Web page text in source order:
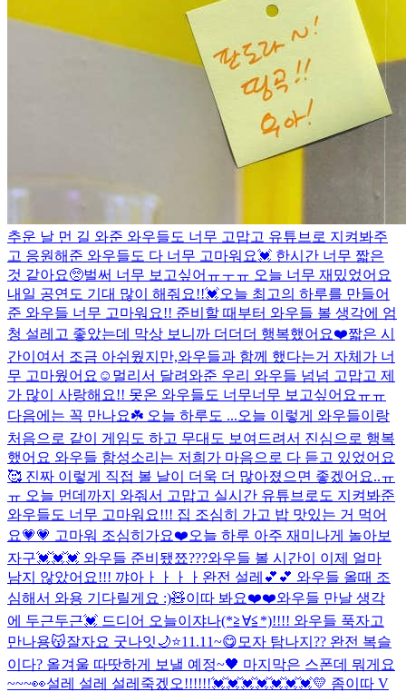
추운 날 먼 길 와준 와우들도 너무 고맙고 유튜브로 지켜봐주
고 응원해준 와우들도 다 너무 고마워요💓 한시간 너무 짧은
것 같아요🥺벌써 너무 보고싶어ㅠㅜㅠ 오늘 너무 재밌었어요
내일 공연도 기대 많이 해줘요!!💓오늘 최고의 하루를 만들어
준 와우들 너무 고마워요!! 준비할 때부터 와우들 볼 생각에 엄
청 설레고 좋았는데 막상 보니까 더더더 행복했어요❤️짧은 시
간이여서 조금 아쉬웠지만,와우들과 함께 했다는거 자체가 너
무 고마웠어요☺️멀리서 달려와준 우리 와우들 넘넘 고맙고 제
가 많이 사랑해요!! 못온 와우들도 너무너무 보고싶어요ㅠㅠ
다음에는 꼭 만나요☘️ 오늘 하루도 ...오늘 이렇게 와우들이랑
처음으로 같이 게임도 하고 무대도 보여드려서 진심으로 행복
했어요 와우들 함성소리는 저희가 마음으로 다 듣고 있었어요
🥰 진짜 이렇게 직접 볼 날이 더욱 더 많아졌으면 좋겠어요..ㅠ
ㅠ 오늘 먼데까지 와줘서 고맙고 실시간 유튜브로도 지켜봐준
와우들도 너무 고마워요!!! 집 조심히 가고 밥 맛있는 거 먹어
요💗💗 고마워 조심히가요❤️오늘 하루 아주 재미나게 놀아보
자구💓💓💓 와우들 준비됐쬬???와우들 볼 시간이 이제 얼마
남지 않았어요!!! 꺄아ㅏㅏㅏㅏ완전 설레💕💕 와우들 올때 조
심해서 와용 기다릴게요 :)🧸이따 봐요❤️❤️와우들 만날 생각
에 두근두근💓 드디어 오늘이쟈나(*≧∀≦*)!!!! 와우들 푹자고
만나용😽잘자요 굿나잇🌙⭐️11.11~😋 모자 탐나지?? 완전 복슬
이다? 올겨울 따땃하게 보낼 예정~🖤 마지막은 스폰데 뭐게요
~~~👀설레 설레 설레죽겠오!!!!!!💓💓💓💓💓💓💓💛 좀이따 V